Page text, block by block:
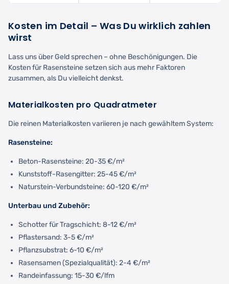
Kosten im Detail – Was Du wirklich zahlen
wirst
Lass uns über Geld sprechen – ohne Beschönigungen. Die
Kosten für Rasensteine setzen sich aus mehr Faktoren
zusammen, als Du vielleicht denkst.
Materialkosten pro Quadratmeter
Die reinen Materialkosten variieren je nach gewähltem System:
Rasensteine:
Beton-Rasensteine: 20-35 €/m²
Kunststoff-Rasengitter: 25-45 €/m²
Naturstein-Verbundsteine: 60-120 €/m²
Unterbau und Zubehör:
Schotter für Tragschicht: 8-12 €/m²
Pflastersand: 3-5 €/m²
Pflanzsubstrat: 6-10 €/m²
Rasensamen (Spezialqualität): 2-4 €/m²
Randeinfassung: 15-30 €/lfm